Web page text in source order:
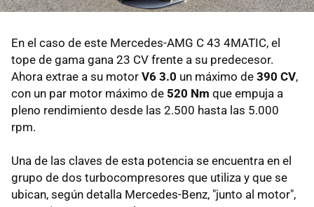
En el caso de este Mercedes-AMG C 43 4MATIC, el
tope de gama gana 23 CV frente a su predecesor.
Ahora extrae a su motor V6 3.0 un máximo de 390 CV,
con un par motor máximo de 520 Nm que empuja a
pleno rendimiento desde las 2.500 hasta las 5.000
rpm.
Una de las claves de esta potencia se encuentra en el
grupo de dos turbocompresores que utiliza y que se
ubican, según detalla Mercedes-Benz, "junto al motor",